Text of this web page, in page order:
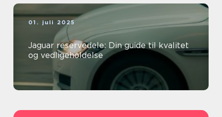
01. juli 2025
Jaguar reservedele: Din guide til kvalitet
og vedligeholdelse